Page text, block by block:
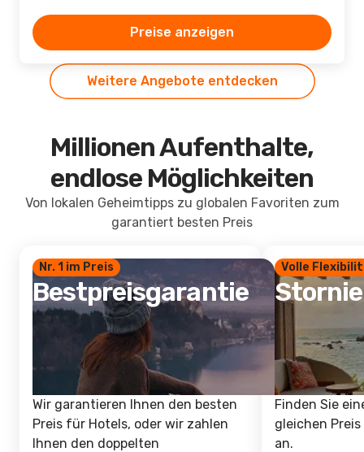
Preise anzeigen
Weitere Angebote entdecken
Millionen Aufenthalte,
endlose Möglichkeiten
Von lokalen Geheimtipps zu globalen Favoriten zum
garantiert besten Preis
Nr. 1 im Preis
Bestpreisgarantie
Wir garantieren Ihnen den besten
Preis für Hotels, oder wir zahlen
Ihnen den doppelten
Volle
Finden Sie
gleichen
an.